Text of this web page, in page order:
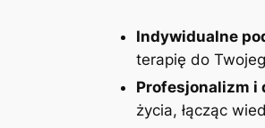
Indywidualne
terapię do
Profesjonalizm i
życia, łącząc